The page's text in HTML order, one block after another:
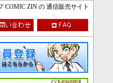
COMIC ZIN の 通信販売サイト